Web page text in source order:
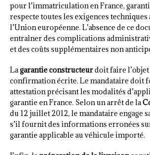
pour l’immatriculation en France,
respecte toutes les exigences techniques
l’Union européenne. L’absence de ce
entraîner des complications
et des coûts supplémentaires non
Lagarantie constructeurdoit faire l’objet
confirmation écrite. Le mandataire doit
attestation précisant les modalités
garantie en France. Selon un arrêt de la
du 12 juillet 2012, le mandataire engage
s’il fournit des informations erronées
garantie applicable au véhicule importé.